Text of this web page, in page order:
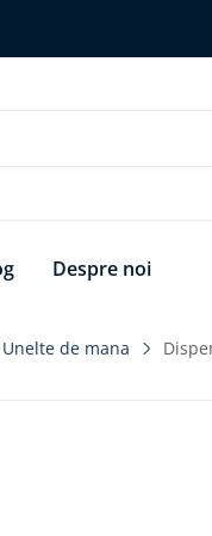
Despre noi
Unelte de mana